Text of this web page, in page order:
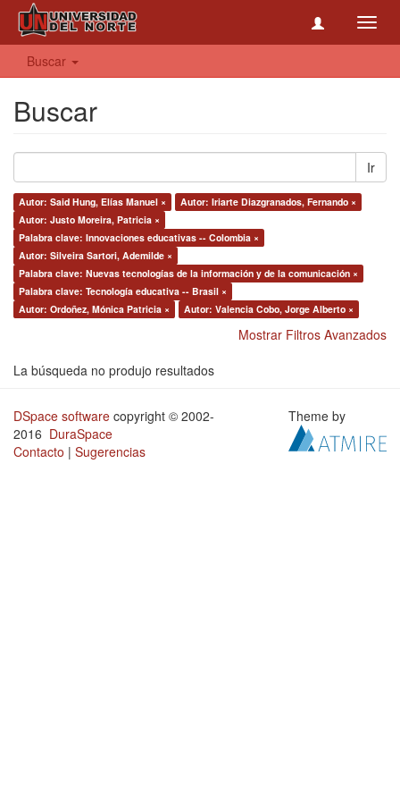
Buscar
Buscar
Ir
Autor: Said Hung, Elías Manuel ×
Autor: Iriarte Diazgranados, Fernando ×
Autor: Justo Moreira, Patricia ×
Palabra clave: Innovaciones educativas -- Colombia ×
Autor: Silveira Sartori, Ademilde ×
Palabra clave: Nuevas tecnologías de la información y de la comunicación ×
Palabra clave: Tecnología educativa -- Brasil ×
Autor: Ordoñez, Mónica Patricia ×
Autor: Valencia Cobo, Jorge Alberto ×
Mostrar Filtros Avanzados
La búsqueda no produjo resultados
DSpace software copyright © 2002-
2016 DuraSpace
Contacto | Sugerencias
Theme by